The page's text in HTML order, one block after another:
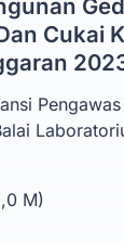
Cukai
M)